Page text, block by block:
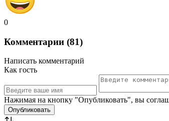
0
Комментарии (81)
Написать комментарий
Как гость
Нажимая на кнопку "Опубликовать", вы